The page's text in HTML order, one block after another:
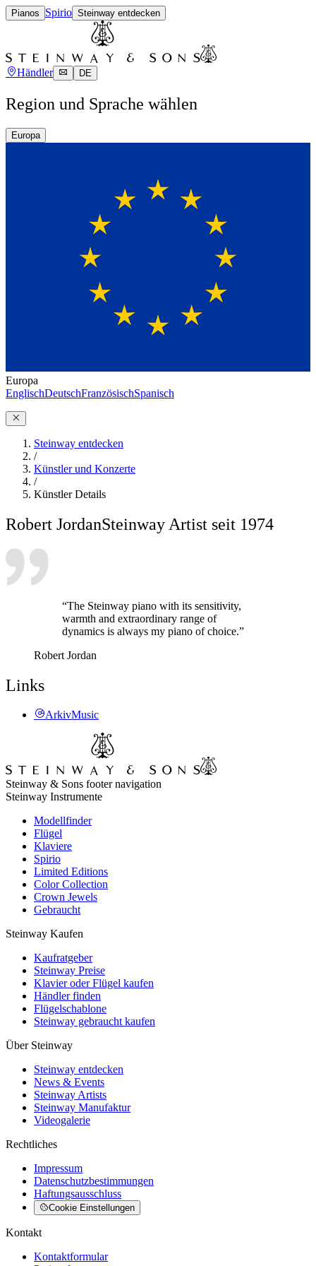
Pianos Spirio Steinway entdecken
Händler DE
Region und Sprache wählen
Europa
Europa
EnglischDeutschFranzösischSpanisch
Steinway entdecken
/
Künstler und Konzerte
/
Künstler Details
Robert JordanSteinway Artist seit 1974
“The Steinway piano with its sensitivity,
warmth and extraordinary range of
dynamics is always my piano of choice.”
Robert Jordan
Links
ArkivMusic
Steinway & Sons footer navigation
Steinway Instrumente
Modellfinder
Flügel
Klaviere
Spirio
Limited Editions
Color Collection
Crown Jewels
Gebraucht
Steinway Kaufen
Kaufratgeber
Steinway Preise
Klavier oder Flügel kaufen
Händler finden
Flügelschablone
Steinway gebraucht kaufen
Über Steinway
Steinway entdecken
News & Events
Steinway Artists
Steinway Manufaktur
Videogalerie
Rechtliches
Impressum
Datenschutzbestimmungen
Haftungsausschluss
Cookie Einstellungen
Kontakt
Kontaktformular